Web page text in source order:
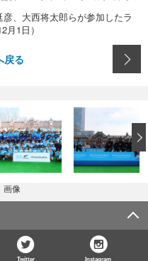
、大西将太郎らが参加したラ
1日）
戻る
画像
Twitter Instagram